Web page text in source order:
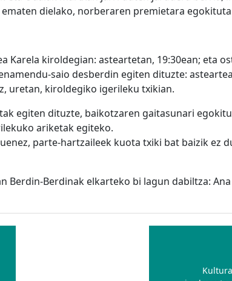
dielako, norberaren premietara
Karela kiroldegian: asteartetan, 19:30ean; eta
saio desberdin egiten dituzte:
uretan, kiroldegiko igerileku txikian.
egiten dituzte, baikotzaren gaitasunari
ariketak egiteko.
parte-hartzaileek kuota txiki bat baizik ez
Berdin-Berdinak elkarteko bi lagun dabiltza: